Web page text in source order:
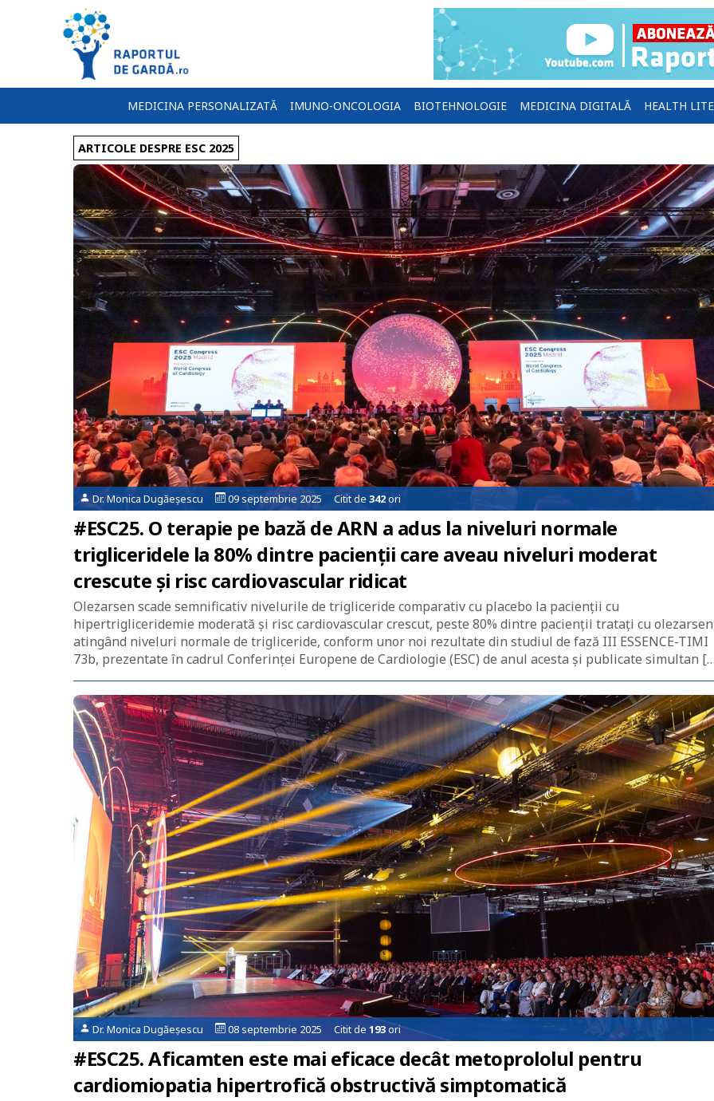
MEDICINA PERSONALIZATĂ IMUNO-ONCOLOGIA BIOTEHNOLOGIE MEDICINA DIGITALĂ HEALTH
ARTICOLE DESPRE ESC 2025
Dr. Monica Dugăeșescu 09 septembrie 2025 Citit de 342ori
#ESC25. O terapie pe bază de ARN a adus la niveluri normale
trigliceridele la 80% dintre pacienţii care aveau niveluri moderat
crescute şi risc cardiovascular ridicat
Olezarsen scade semnificativ nivelurile de trigliceride comparativ cu placebo la pacienții cu
hipertrigliceridemie moderată și risc cardiovascular crescut, peste 80% dintre pacienții tratați cu olezarsen
atingând niveluri normale de trigliceride, conform unor noi rezultate din studiul de fază III ESSENCE-TIMI
73b, prezentate în cadrul Conferinţei Europene de Cardiologie (ESC) de anul acesta și publicate simultan
Dr. Monica Dugăeșescu 08 septembrie 2025 Citit de 193ori
#ESC25. Aficamten este mai eficace decât metoprololul pentru
cardiomiopatia hipertrofică obstructivă simptomatică